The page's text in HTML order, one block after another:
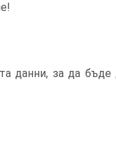
данни, за да бъде